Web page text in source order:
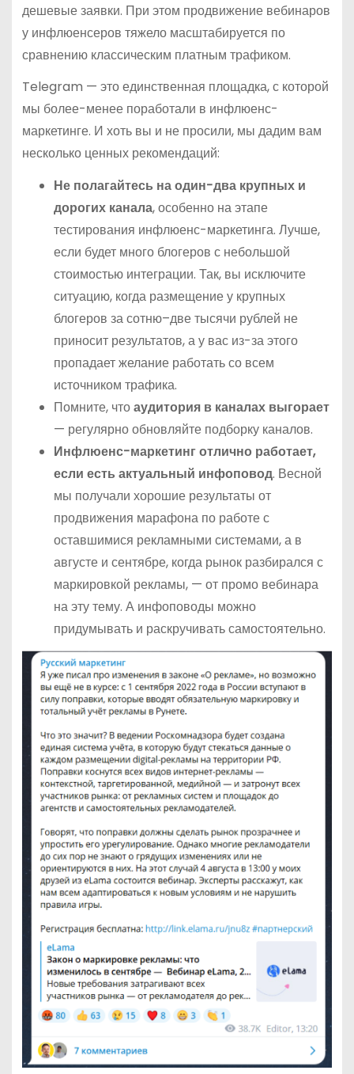
дешевые заявки. При этом продвижение вебинаров
у инфлюенсеров тяжело масштабируется по
сравнению классическим платным трафиком.
Telegram — это единственная площадка, с которой
мы более-менее поработали в инфлюенс-
маркетинге. И хоть вы и не просили, мы дадим вам
несколько ценных рекомендаций:
Не полагайтесь на один-два крупных и
дорогих канала, особенно на этапе
тестирования инфлюенс-маркетинга. Лучше,
если будет много блогеров с небольшой
стоимостью интеграции. Так, вы исключите
ситуацию, когда размещение у крупных
блогеров за сотню–две тысячи рублей не
приносит результатов, а у вас из-за этого
пропадает желание работать со всем
источником трафика.
Помните, чтоаудитория в каналах выгорает
— регулярно обновляйте подборку каналов.
Инфлюенс-маркетинг отлично работает,
если есть актуальный инфоповод. Весной
мы получали хорошие результаты от
продвижения марафона по работе с
оставшимися рекламными системами, а в
августе и сентябре, когда рынок разбирался с
маркировкой рекламы, — от промо вебинара
на эту тему. А инфоповоды можно
придумывать и раскручивать самостоятельно.